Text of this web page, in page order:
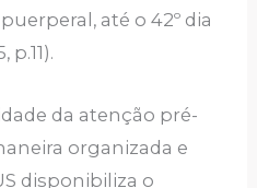
até o 42º dia
da atenção pré-
organizada e
disponibiliza o